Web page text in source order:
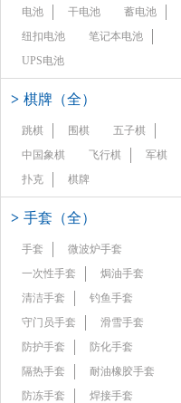
电池 干电池
蓄电池
纽扣电池
笔记本电池
UPS电池
> 棋牌（全）
跳棋 围棋
五子棋
中国象棋
飞行棋
军棋
扑克
棋牌
> 手套（全）
手套
微波炉手套
一次性手套
焗油手套
清洁手套
钓鱼手套
守门员手套
滑雪手套
防护手套
防化手套
隔热手套
耐油橡胶手套
防冻手套
焊接手套